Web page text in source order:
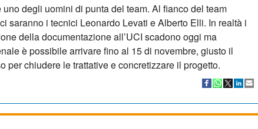
degli uomini di punta del team. Al fianco del team
saranno i tecnici Leonardo Levati e Alberto Elli. In realtà i
della documentazione all’UCI scadono oggi ma
è possibile arrivare fino al 15 di novembre, giusto il
per chiudere le trattative e concretizzare il progetto.